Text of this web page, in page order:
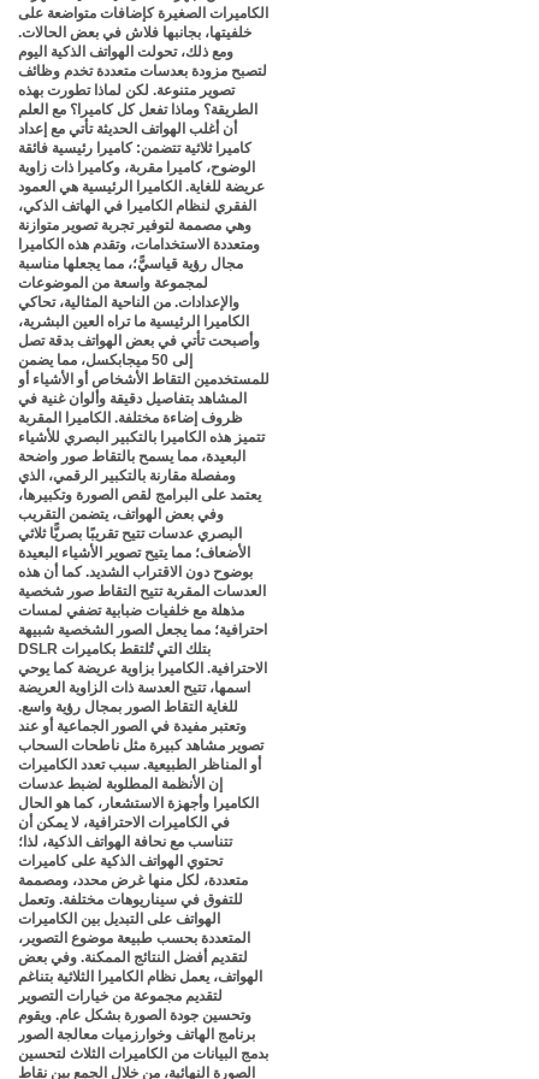
الكاميرات الصغيرة كإضافات متواضعة على
خلفيتها، بجانبها فلاش في بعض الحالات.
ومع ذلك، تحولت الهواتف الذكية اليوم
لتصبح مزودة بعدسات متعددة تخدم وظائف
تصوير متنوعة. لكن لماذا تطورت بهذه
الطريقة؟ وماذا تفعل كل كاميرا؟ مع العلم
أن أغلب الهواتف الحديثة تأتي مع إعداد
كاميرا ثلاثية تتضمن: كاميرا رئيسية فائقة
الوضوح، كاميرا مقربة، وكاميرا ذات زاوية
عريضة للغاية. الكاميرا الرئيسية هي العمود
الفقري لنظام الكاميرا في الهاتف الذكي،
وهي مصممة لتوفير تجربة تصوير متوازنة
ومتعددة الاستخدامات، وتقدم هذه الكاميرا
مجال رؤية قياسيًّ؛، مما يجعلها مناسبة
لمجموعة واسعة من الموضوعات
والإعدادات. من الناحية المثالية، تحاكي
الكاميرا الرئيسية ما تراه العين البشرية،
وأصبحت تأتي في بعض الهواتف بدقة تصل
إلى 50 ميجابكسل، مما يضمن
للمستخدمين التقاط الأشخاص أو الأشياء أو
المشاهد بتفاصيل دقيقة وألوان غنية في
ظروف إضاءة مختلفة. الكاميرا المقربة
تتميز هذه الكاميرا بالتكبير البصري للأشياء
البعيدة، مما يسمح بالتقاط صور واضحة
ومفصلة مقارنة بالتكبير الرقمي، الذي
يعتمد على البرامج لقص الصورة وتكبيرها،
وفي بعض الهواتف، يتضمن التقريب
البصري عدسات تتيح تقريبًا بصريًّا ثلاثي
الأضعاف؛ مما يتيح تصوير الأشياء البعيدة
بوضوح دون الاقتراب الشديد. كما أن هذه
العدسات المقربة تتيح التقاط صور شخصية
مذهلة مع خلفيات ضبابية تضفي لمسات
احترافية؛ مما يجعل الصور الشخصية شبيهة
بتلك التي تُلتقط بكاميرات DSLR
الاحترافية. الكاميرا بزاوية عريضة كما يوحي
اسمها، تتيح العدسة ذات الزاوية العريضة
للغاية التقاط الصور بمجال رؤية واسع.
وتعتبر مفيدة في الصور الجماعية أو عند
تصوير مشاهد كبيرة مثل ناطحات السحاب
أو المناظر الطبيعية. سبب تعدد الكاميرات
إن الأنظمة المطلوبة لضبط عدسات
الكاميرا وأجهزة الاستشعار، كما هو الحال
في الكاميرات الاحترافية، لا يمكن أن
تتناسب مع نحافة الهواتف الذكية، لذا؛
تحتوي الهواتف الذكية على كاميرات
متعددة، لكل منها غرض محدد، ومصممة
للتفوق في سيناريوهات مختلفة. وتعمل
الهواتف على التبديل بين الكاميرات
المتعددة بحسب طبيعة موضوع التصوير،
لتقديم أفضل النتائج الممكنة. وفي بعض
الهواتف، يعمل نظام الكاميرا الثلاثية بتناغم
لتقديم مجموعة من خيارات التصوير
وتحسين جودة الصورة بشكل عام. ويقوم
برنامج الهاتف وخوارزميات معالجة الصور
بدمج البيانات من الكاميرات الثلاث لتحسين
الصورة النهائية، من خلال الجمع بين نقاط